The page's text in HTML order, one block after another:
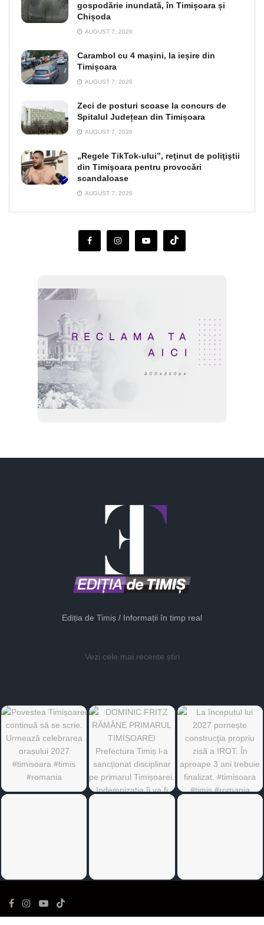
gospodărie inundată, în Timișoara și
Chișoda
AUGUST 7, 2026
Carambol cu 4 mașini, la ieșire din
Timișoara
AUGUST 7, 2026
Zeci de posturi scoase la concurs de
Spitalul Județean din Timișoara
AUGUST 7, 2026
„Regele TikTok-ului”, reţinut de poliţiştii
din Timişoara pentru provocări
scandaloase
AUGUST 7, 2026
Ediția de Timiș / Informații în timp real
Vezi cele mai recente știri